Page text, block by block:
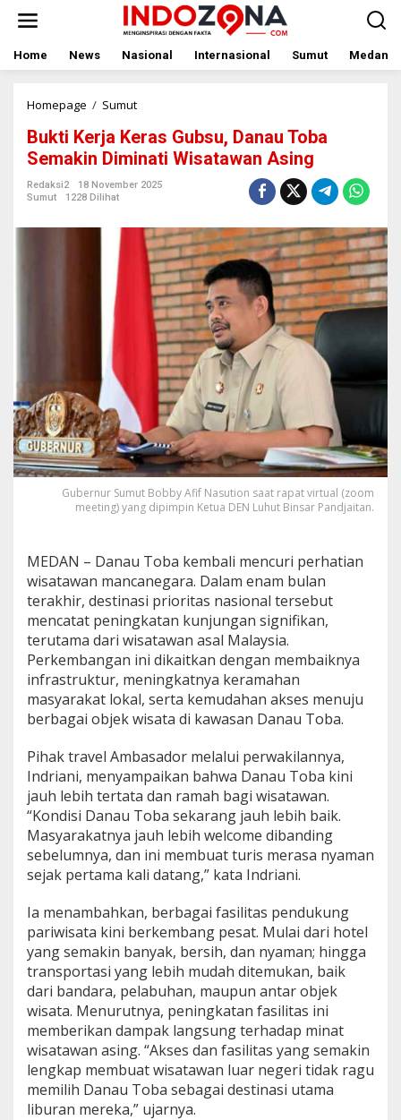
Home News Nasional Internasional Sumut Medan
Homepage / SumutBukti
Keras
Gubsu,
Danau
Toba
Wisatawan
Asing
Bukti Kerja Keras Gubsu, Danau Toba
Semakin Diminati Wisatawan Asing
Redaksi2
18 November 2025
Sumut
1228 Dilihat
Gubernur Sumut Bobby Afif Nasution saat rapat virtual (zoom
meeting) yang dipimpin Ketua DEN Luhut Binsar Pandjaitan.
MEDAN – Danau Toba kembali mencuri perhatian
wisatawan mancanegara. Dalam enam bulan
terakhir, destinasi prioritas nasional tersebut
mencatat peningkatan kunjungan signifikan,
terutama dari wisatawan asal Malaysia.
Perkembangan ini dikaitkan dengan membaiknya
infrastruktur, meningkatnya keramahan
masyarakat lokal, serta kemudahan akses menuju
berbagai objek wisata di kawasan Danau Toba.
Pihak travel Ambasador melalui perwakilannya,
Indriani, menyampaikan bahwa Danau Toba kini
jauh lebih tertata dan ramah bagi wisatawan.
“Kondisi Danau Toba sekarang jauh lebih baik.
Masyarakatnya jauh lebih welcome dibanding
sebelumnya, dan ini membuat turis merasa nyaman
sejak pertama kali datang,” kata Indriani.
Ia menambahkan, berbagai fasilitas pendukung
pariwisata kini berkembang pesat. Mulai dari hotel
yang semakin banyak, bersih, dan nyaman; hingga
transportasi yang lebih mudah ditemukan, baik
dari bandara, pelabuhan, maupun antar objek
wisata. Menurutnya, peningkatan fasilitas ini
memberikan dampak langsung terhadap minat
wisatawan asing. “Akses dan fasilitas yang semakin
lengkap membuat wisatawan luar negeri tidak ragu
memilih Danau Toba sebagai destinasi utama
liburan mereka,” ujarnya.